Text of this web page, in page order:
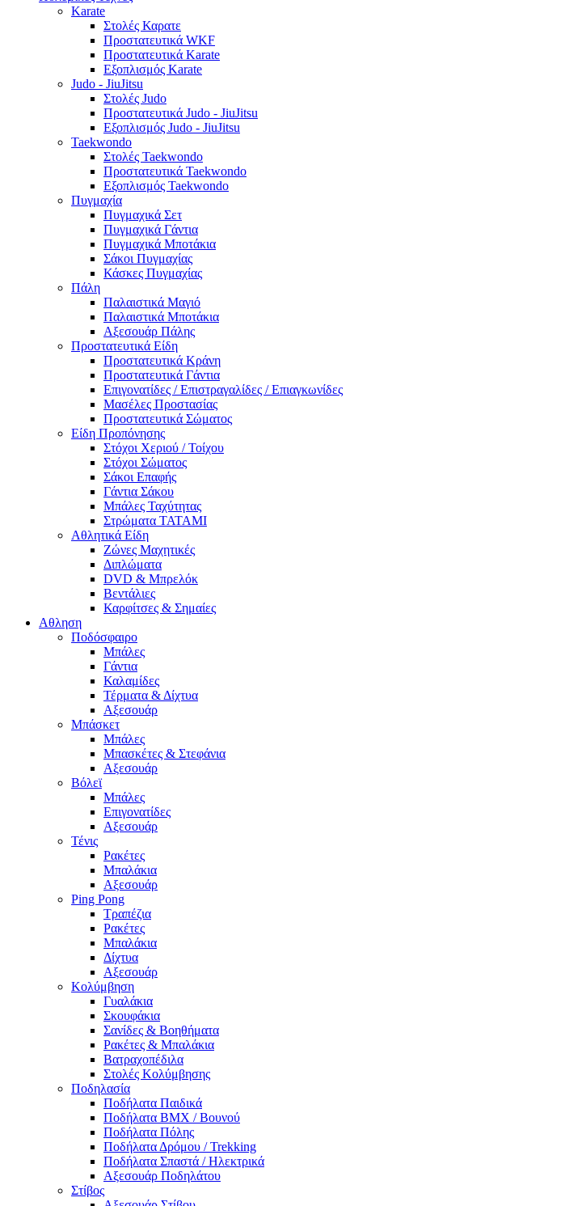
Karate
Στολές Καρατε
Προστατευτικά WKF
Προστατευτικά Karate
Εξοπλισμός Karate
Judo - JiuJitsu
Στολές Judo
Προστατευτικά Judo - JiuJitsu
Εξοπλισμός Judo - JiuJitsu
Taekwondo
Στολές Taekwondo
Προστατευτικά Taekwondo
Εξοπλισμός Taekwondo
Πυγμαχία
Πυγμαχικά Σετ
Πυγμαχικά Γάντια
Πυγμαχικά Μποτάκια
Σάκοι Πυγμαχίας
Κάσκες Πυγμαχίας
Πάλη
Παλαιστικά Μαγιό
Παλαιστικά Μποτάκια
Αξεσουάρ Πάλης
Προστατευτικά Είδη
Προστατευτικά Κράνη
Προστατευτικά Γάντια
Επιγονατίδες / Επιστραγαλίδες / Επιαγκωνίδες
Μασέλες Προστασίας
Προστατευτικά Σώματος
Είδη Προπόνησης
Στόχοι Χεριού / Τοίχου
Στόχοι Σώματος
Σάκοι Επαφής
Γάντια Σάκου
Μπάλες Ταχύτητας
Στρώματα TATAMI
Αθλητικά Είδη
Ζώνες Μαχητικές
Διπλώματα
DVD & Μπρελόκ
Βεντάλιες
Καρφίτσες & Σημαίες
Αθληση
Ποδόσφαιρο
Μπάλες
Γάντια
Καλαμίδες
Τέρματα & Δίχτυα
Αξεσουάρ
Μπάσκετ
Μπάλες
Μπασκέτες & Στεφάνια
Αξεσουάρ
Βόλεϊ
Μπάλες
Επιγονατίδες
Αξεσουάρ
Τένις
Ρακέτες
Μπαλάκια
Αξεσουάρ
Ping Pong
Τραπέζια
Ρακέτες
Μπαλάκια
Δίχτυα
Αξεσουάρ
Κολύμβηση
Γυαλάκια
Σκουφάκια
Σανίδες & Βοηθήματα
Ρακέτες & Μπαλάκια
Βατραχοπέδιλα
Στολές Κολύμβησης
Ποδηλασία
Ποδήλατα Παιδικά
Ποδήλατα BMX / Βουνού
Ποδήλατα Πόλης
Ποδήλατα Δρόμου / Trekking
Ποδήλατα Σπαστά / Ηλεκτρικά
Αξεσουάρ Ποδηλάτου
Στίβος